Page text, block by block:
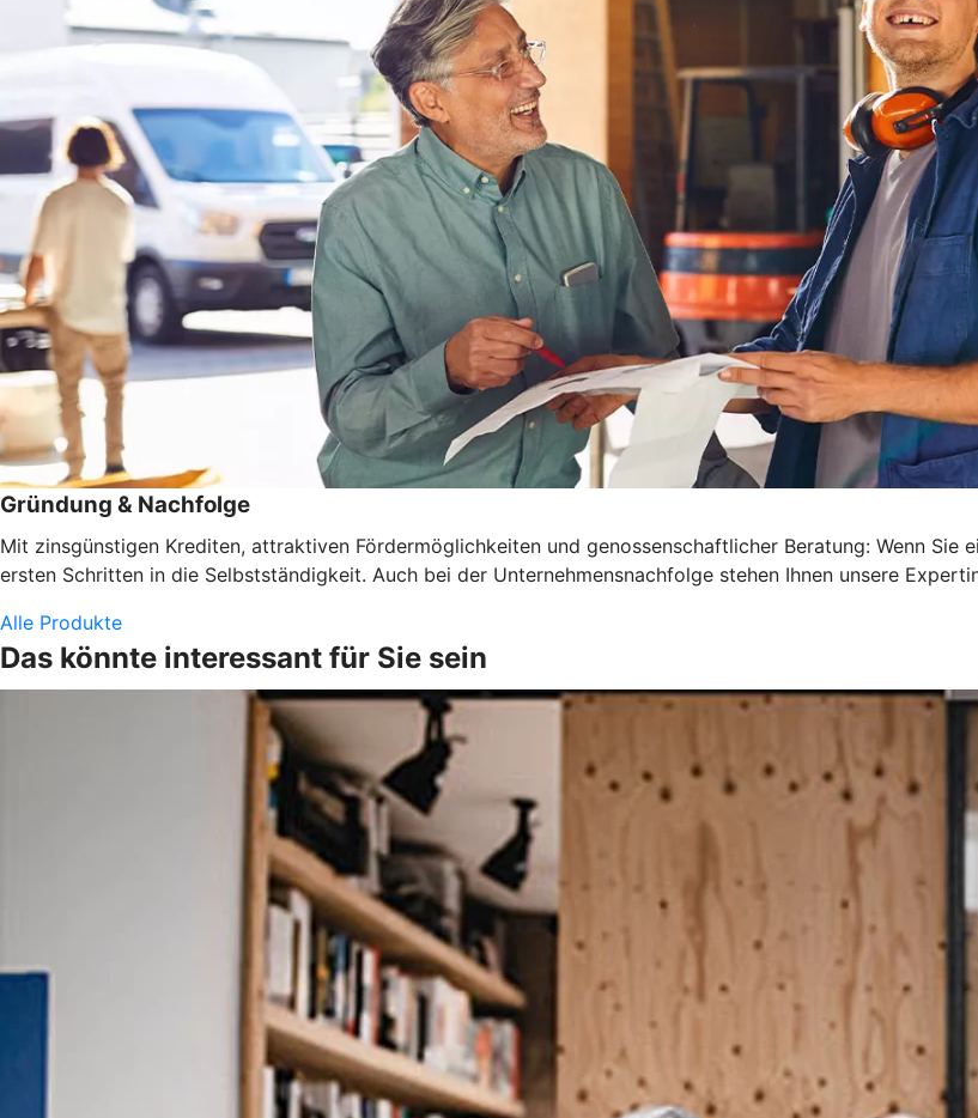
Gründung & Nachfolge
Mit zinsgünstigen Krediten, attraktiven Fördermöglichkeiten und genossenschaftlicher Beratung: Wenn Sie
ersten Schritten in die Selbstständigkeit. Auch bei der Unternehmensnachfolge stehen Ihnen unsere
Alle Produkte
Das könnte interessant für Sie sein